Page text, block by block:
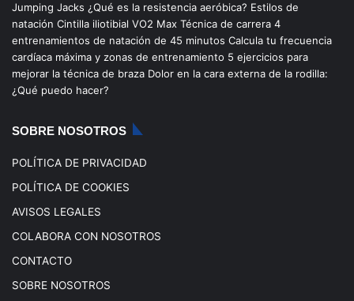
b
o
u
b
a
g
o
k
Jumping Jacks ¿Qué es la resistencia aeróbica? Estilos de
natación Cintilla iliotibial VO2 Max Técnica de carrera 4
entrenamientos de natación de 45 minutos Calcula tu frecuencia
cardíaca máxima y zonas de entrenamiento 5 ejercicios para
mejorar la técnica de braza Dolor en la cara externa de la rodilla:
¿Qué puedo hacer?
SOBRE NOSOTROS
POLÍTICA DE PRIVACIDAD
POLÍTICA DE COOKIES
AVISOS LEGALES
COLABORA CON NOSOTROS
CONTACTO
SOBRE NOSOTROS